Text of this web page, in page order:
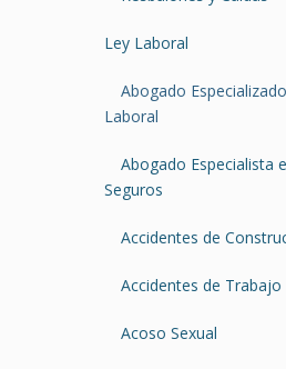
Ley Laboral
Abogado
Laboral
Abogado Especialista
Seguros
Accidentes de
Accidentes de Trabajo
Acoso Sexual